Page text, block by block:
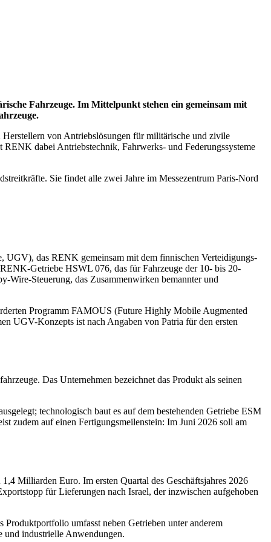
Fahrzeuge. Im Mittelpunkt stehen ein gemeinsam mit
von Antriebslösungen für militärische und zivile
dabei Antriebstechnik, Fahrwerks- und Federungssysteme
Sie findet alle zwei Jahre im Messezentrum Paris-Nord
UGV), das RENK gemeinsam mit dem finnischen Verteidigungs-
Getriebe HSWL 076, das für Fahrzeuge der 10- bis 20-
Wire-Steuerung, das Zusammenwirken bemannter und
Programm FAMOUS (Future Highly Mobile Augmented
UGV-Konzepts ist nach Angaben von Patria für den ersten
Das Unternehmen bezeichnet das Produkt als seinen
technologisch baut es auf dem bestehenden Getriebe ESM
zudem auf einen Fertigungsmeilenstein: Im Juni 2026 soll am
Milliarden Euro. Im ersten Quartal des Geschäftsjahres 2026
für Lieferungen nach Israel, der inzwischen aufgehoben
umfasst neben Getrieben unter anderem
und industrielle Anwendungen.